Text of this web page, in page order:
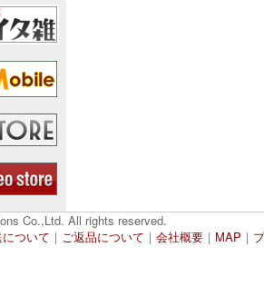
Co.,Ltd. All rights reserved.
ついて ｜ ご返品について ｜ 会社概要 ｜ MAP ｜